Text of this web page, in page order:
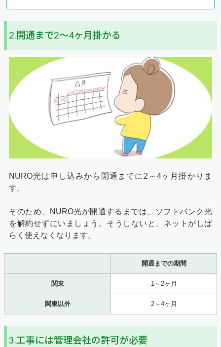
2.開通まで2～4ヶ月掛かる
NURO光は申し込みから開通までに2～4ヶ月掛かりま
す。
そのため、NURO光が開通するまでは、ソフトバンク光
を解約せずにいましょう。そうしないと、ネットがしば
らく使えなくなります。
開通までの期間
関東 1～2ヶ月
関東以外 2～4ヶ月
3.工事には管理会社の許可が必要